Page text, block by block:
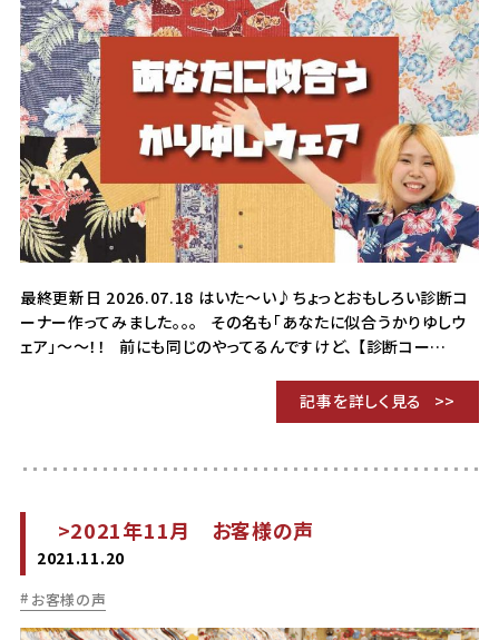
最終更新日 2026.07.18 はいた～い♪ちょっとおもしろい診断コ
ーナー作ってみました。。。 その名も「あなたに似合うかりゆしウ
ェア」～～！！ 前にも同じのやってるんですけど、 【診断コー…
記事を詳しく見る
>2021年11月 お客様の声
2021.11.20
お客様の声